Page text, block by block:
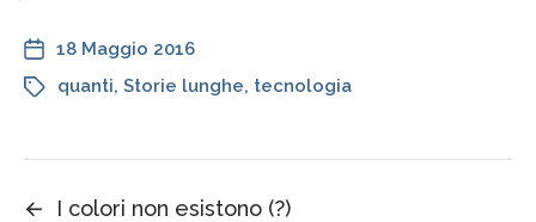
18 Maggio 2016
quanti, Storie lunghe, tecnologia
←
I colori non esistono (?)